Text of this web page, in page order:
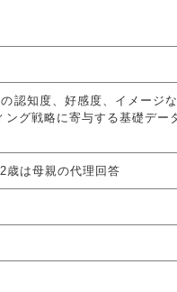
認知度、好感度、イメージ
グ戦略に寄与する基礎デー
は母親の代理回答